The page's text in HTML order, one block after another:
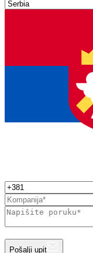
Pošalji upit